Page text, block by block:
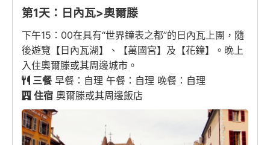
第1天：日內瓦>奧爾滕
下午15：00在具有“世界鐘表之都”的日內瓦上團，隨
後遊覽【日內瓦湖】、【萬國宮】及【花鐘】。晚上
入住奧爾滕或其周邊城市。
三餐早餐：自理 午餐：自理 晚餐：自理
住宿 奧爾滕或其周邊飯店